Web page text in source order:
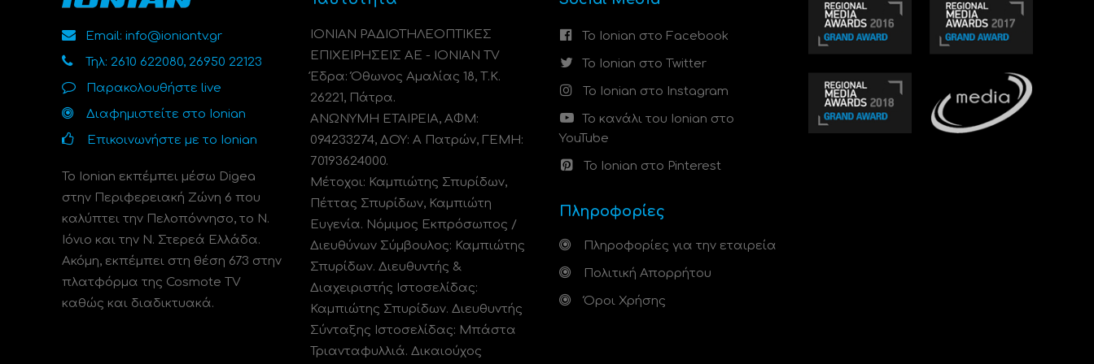
Email: info@ioniantv.gr
Τηλ: 2610 622080, 26950 22123
Παρακολουθήστε live
Διαφημιστείτε στο Ionian
Επικοινωνήστε με το Ionian
Το Ionian εκπέμπει μέσω Digea
στην Περιφερειακή Ζώνη 6 που
καλύπτει την Πελοπόννησο, το N.
Ιόνιο και την Ν. Στερεά Ελλάδα.
Ακόμη, εκπέμπει στη θέση 673 στην
πλατφόρμα της Cosmote TV
καθώς και διαδικτυακά.
ΙΟΝΙΑΝ ΡΑΔΙΟΤΗΛΕΟΠΤΙΚΕΣ
ΕΠΙΧΕΙΡΗΣΕΙΣ ΑΕ - IONIAN TV
Έδρα: Όθωνος Αμαλίας 18, Τ.Κ.
26221, Πάτρα.
ΑΝΩΝΥΜΗ ΕΤΑΙΡΕΙΑ, ΑΦΜ:
094233274, ΔΟΥ: A Πατρών, ΓΕΜΗ:
70193624000.
Μέτοχοι: Καμπιώτης Σπυρίδων,
Πέττας Σπυρίδων, Καμπιώτη
Ευγενία. Νόμιμος Εκπρόσωπος /
Διευθύνων Σύμβουλος: Καμπιώτης
Σπυρίδων. Διευθυντής &
Διαχειριστής Ιστοσελίδας:
Καμπιώτης Σπυρίδων. Διευθυντής
Σύνταξης Ιστοσελίδας: Μπάστα
Τριανταφυλλιά. Δικαιούχος
Το Ionian στο Facebook
Το Ionian στο Twitter
Το Ionian στο Instagram
Το κανάλι του Ionian στο
YouTube
Το Ionian στο Pinterest
Πληροφορίες
Πληροφορίες για την εταιρεία
Πολιτική Απορρήτου
Όροι Χρήσης